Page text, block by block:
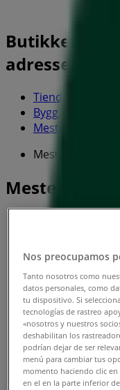
Butikker
adresser og
Tiendeo
Bygg og hage
Mester Grønn
Mester Grønn-
Mester Grønn
Kolbotnveien
Åpen
Mester Grønn
Nos preocupamos
Tanto nosotros como
datos personales, como
tu dispositivo. Si
tecnologías de rastreo
«nosotros y nuestros
deshabilitan los
podrían dejar de ser
menú para cambiar tus
momento haciendo clic
en el en la parte inferior